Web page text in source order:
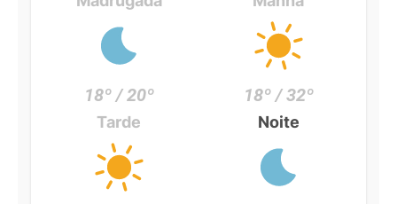
18º / 20º 18º / 32º
Tarde Noite